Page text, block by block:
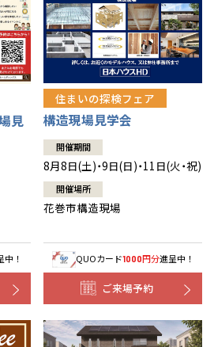
見
中！
住まいの探検フェア
構造現場見学会
開催期間
8月8日(土)・9日(日)・11日(火・祝)
開催場所
花巻市構造現場
QUOカード1000円分進呈中！
ご来場予約